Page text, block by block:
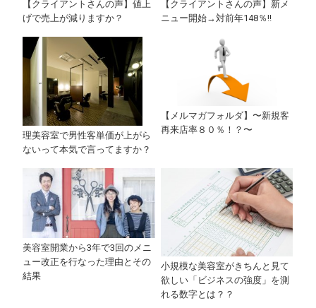
【クライアントさんの声】値上
げで売上が減りますか？
【クライアントさんの声】新メ
ニュー開始→対前年148％!!
理美容室で男性客単価が上がら
ないって本気で言ってますか？
【メルマガフォルダ】〜新規客
再来店率８０％！？〜
美容室開業から3年で3回のメニ
ュー改正を行なった理由とその
結果
小規模な美容室がきちんと見て
欲しい「ビジネスの強度」を測
れる数字とは？？